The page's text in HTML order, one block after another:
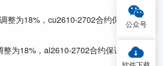
整为18%， cu2610-2702合约保
为18%， al2610-2702合约保证
公众号